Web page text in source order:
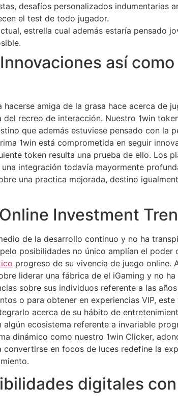
desafíos personalizados indumentarias
el test de todo jugador.
estrella cual además estaría pensado
así­ como
amiga de la grasa hace acerca de
recreo de interacción. Nuestro 1win
que además estuviese pensado con la
1win está comprometida en seguir
token resulta una prueba de ello. Los
integración todavía mayormente
una practica mejorada, destino
Investment
de la desarrollo continuo y no ha
posibilidades no único amplían el poder
progreso de su vivencia de juego online.
liderar una fábrica de el iGaming y no
sobre sus individuos referente a las
o para obtener en experiencias VIP,
acerca de su hábito de
ecosistema referente a invariable
dinámico como nuestro 1win Clicker,
en focos de luces redefine la
digitales